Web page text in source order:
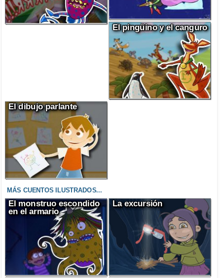
El pingüino y el canguro
El dibujo parlante
MÁS CUENTOS ILUSTRADOS...
El monstruo escondido
en el armario
La excursión